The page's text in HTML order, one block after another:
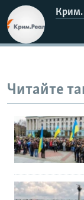
Крим.
Читайте